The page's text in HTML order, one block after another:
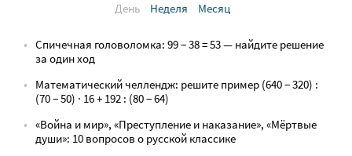
День
Неделя Месяц
Спичечная головоломка: 99 − 38 = 53 — найдите решение
за один ход
Математический челлендж: решите пример (640 − 320) :
(70 − 50) · 16 + 192 : (80 − 64)
«Война и мир», «Преступление и наказание», «Мёртвые
души»: 10 вопросов о русской классике